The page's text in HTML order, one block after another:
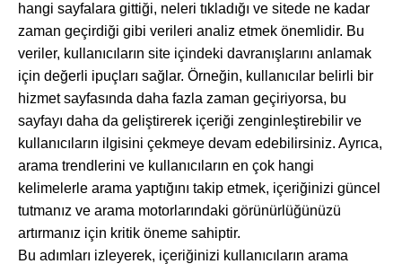
hangi sayfalara gittiği, neleri tıkladığı ve sitede ne kadar
zaman geçirdiği gibi verileri analiz etmek önemlidir. Bu
veriler, kullanıcıların site içindeki davranışlarını anlamak
için değerli ipuçları sağlar. Örneğin, kullanıcılar belirli bir
hizmet sayfasında daha fazla zaman geçiriyorsa, bu
sayfayı daha da geliştirerek içeriği zenginleştirebilir ve
kullanıcıların ilgisini çekmeye devam edebilirsiniz. Ayrıca,
arama trendlerini ve kullanıcıların en çok hangi
kelimelerle arama yaptığını takip etmek, içeriğinizi güncel
tutmanız ve arama motorlarındaki görünürlüğünüzü
artırmanız için kritik öneme sahiptir.
Bu adımları izleyerek, içeriğinizi kullanıcıların arama